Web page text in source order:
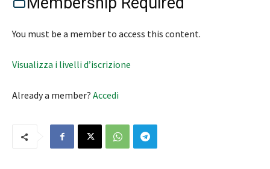
You must be a member to access this content.
Visualizza i livelli d’iscrizione
Already a member? Accedi